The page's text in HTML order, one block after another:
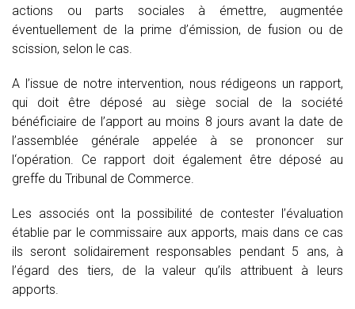
actions ou parts sociales à émettre, augmentée
éventuellement de la prime d’émission, de fusion ou de
scission, selon le cas.
A l’issue de notre intervention, nous rédigeons un rapport,
qui doit être déposé au siège social de la société
bénéficiaire de l’apport au moins 8 jours avant la date de
l’assemblée générale appelée à se prononcer sur
l‘opération. Ce rapport doit également être déposé au
greffe du Tribunal de Commerce.
Les associés ont la possibilité de contester l’évaluation
établie par le commissaire aux apports, mais dans ce cas
ils seront solidairement responsables pendant 5 ans, à
l’égard des tiers, de la valeur qu’ils attribuent à leurs
apports.